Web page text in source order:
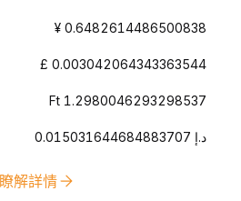
¥ 0.6482614486500838
£ 0.003042064343363544
Ft 1.2980046293298537
د.إ 0.015031644684883707
瞭解詳情